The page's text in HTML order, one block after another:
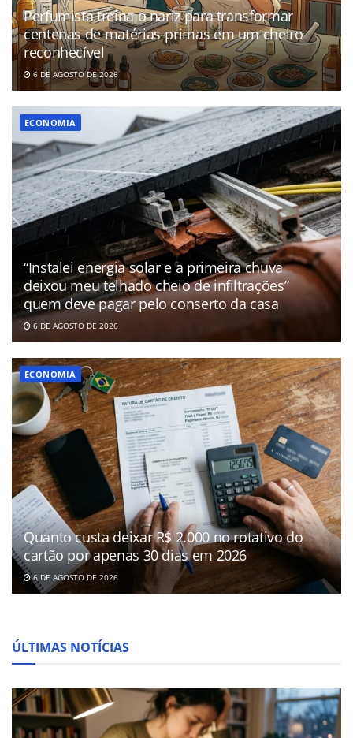
Perfumista treina o nariz para transformar
centenas de matérias-primas em um cheiro
reconhecível
6 DE AGOSTO DE 2026
ECONOMIA
“Instalei energia solar e a primeira chuva
deixou meu telhado cheio de infiltrações”
quem deve pagar pelo conserto da casa
6 DE AGOSTO DE 2026
ECONOMIA
Quanto custa deixar R$ 2.000 no rotativo do
cartão por apenas 30 dias em 2026
6 DE AGOSTO DE 2026
ÚLTIMAS NOTÍCIAS